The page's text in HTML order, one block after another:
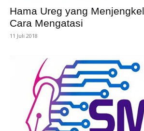
Hama Ureg yang
Cara Mengatasi
11 Juli 2018